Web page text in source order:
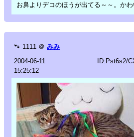
お鼻よりデコのほうが出てる～～。か
🐾 1111 ＠ みみ
2004-06-11
15:25:12
ID:Pst6s2/